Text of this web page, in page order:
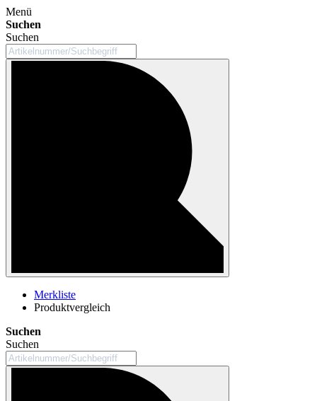
Menü
Suchen
Suchen
Merkliste
Produktvergleich
Suchen
Suchen